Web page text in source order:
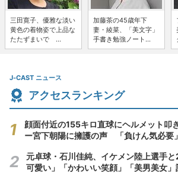
三田寛子、優雅な淡い
黄色の着物姿で上品な
たたずまいで ...
加藤茶の45歳年下
妻・綾菜、「美文字」
手書き勉強ノート...
J-CAST ニュース
アクセスランキング
顔面付近の155キロ直球にヘルメット叩
ー宮下朝陽に擁護の声 「負けん気必要
元卓球・石川佳純、イケメン陸上選手
可愛い」「かわいい笑顔」「美男美女」